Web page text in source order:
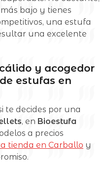
bajo y tienes
una estufa
una excelente
y acogedor
estufas en
te decides por una
, en Bioestufa
a precios
tienda en Carballo y